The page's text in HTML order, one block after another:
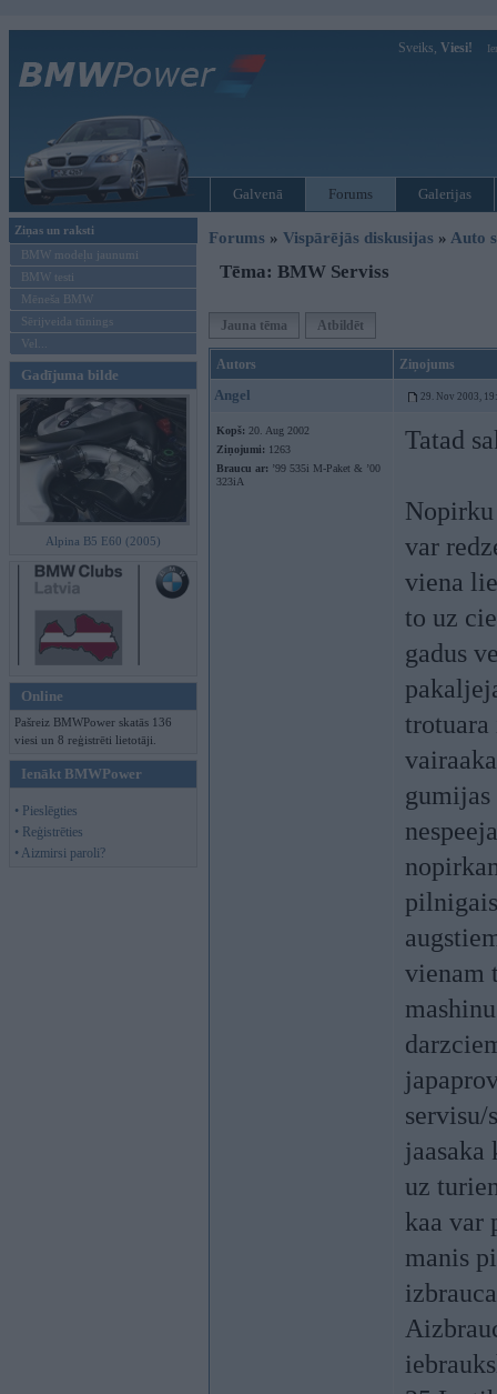
Sveiks, Viesi!
Galvenā Forums Galerijas
Ziņas un raksti
BMW modeļu jaunumi
BMW testi
Mēneša BMW
Sērijveida tūnings
Vel...
Gadījuma bilde
Alpina B5 E60 (2005)
Online
Pašreiz BMWPower skatās 136
viesi un 8 reģistrēti lietotāji.
Ienākt BMWPower
• Pieslēgties
• Reģistrēties
• Aizmirsi paroli?
Forums » Vispārējās diskusijas » Auto
Tēma: BMW Serviss
Jauna tēma Atbildēt
Autors Ziņojums
Angel 29. Nov 2003,
Kopš: 20. Aug 2002
Ziņojumi: 1263
Braucu ar: ’99 535i M-Paket & ’00
323iA
Tatad
Nopirku
var
viena
to uz
gadus
trotuara
vienam
servisu/
jaasaka
uz
kaa var
manis